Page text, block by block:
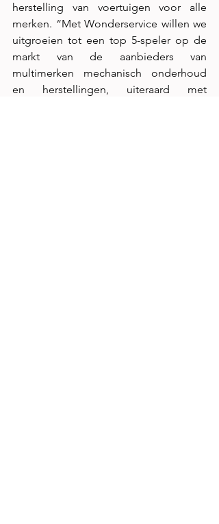
herstelling van voertuigen voor alle
merken. “Met Wonderservice willen we
uitgroeien tot een top 5-speler op de
markt van de aanbieders van
multimerken mechanisch onderhoud
en herstellingen, uiteraard met